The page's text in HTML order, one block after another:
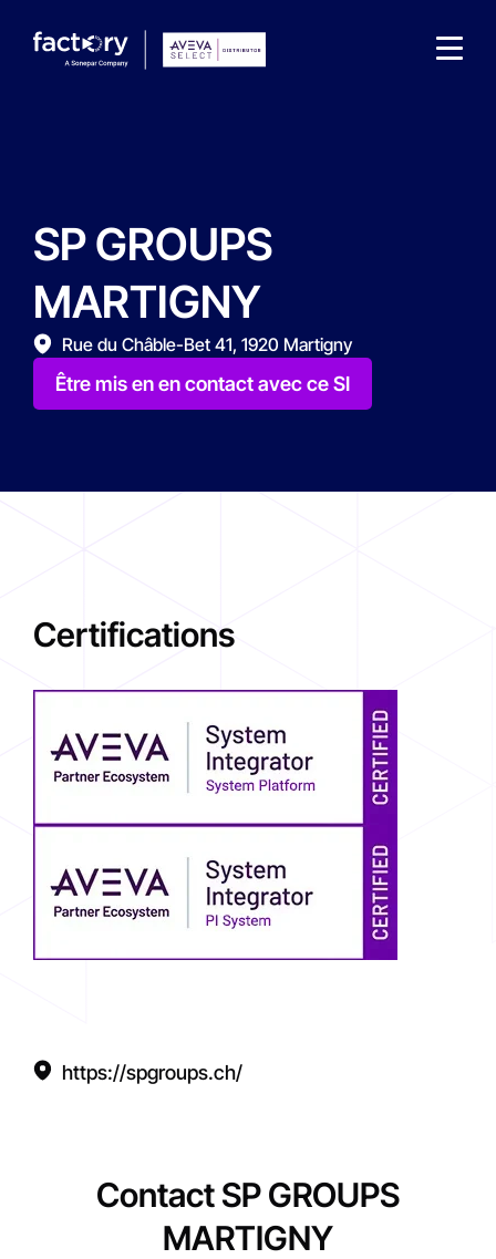
Qu'est-ce que vous cherchez ?
SP GROUPS
MARTIGNY
Rue du Châble-Bet 41, 1920 Martigny
Être mis en en contact avec ce SI
Certifications
https://spgroups.ch/
Contact SP GROUPS
MARTIGNY